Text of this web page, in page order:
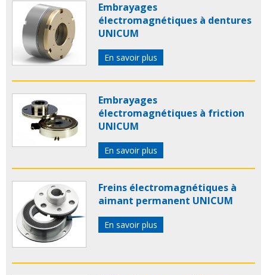
Embrayages
électromagnétiques à dentures
UNICUM
En savoir plus
Embrayages
électromagnétiques à friction
UNICUM
En savoir plus
Freins électromagnétiques à
aimant permanent UNICUM
En savoir plus